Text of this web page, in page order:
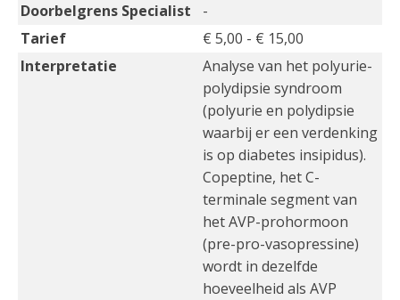
Doorbelgrens Specialist
-
Tarief
€ 5,00 - € 15,00
Interpretatie
Analyse van het polyurie-
polydipsie syndroom
(polyurie en polydipsie
waarbij er een verdenking
is op diabetes insipidus).
Copeptine, het C-
terminale segment van
het AVP-prohormoon
(pre-pro-vasopressine)
wordt in dezelfde
hoeveelheid als AVP